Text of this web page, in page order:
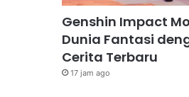
Genshin Impact
Dunia Fantasi
Cerita Terbaru
17 jam ago